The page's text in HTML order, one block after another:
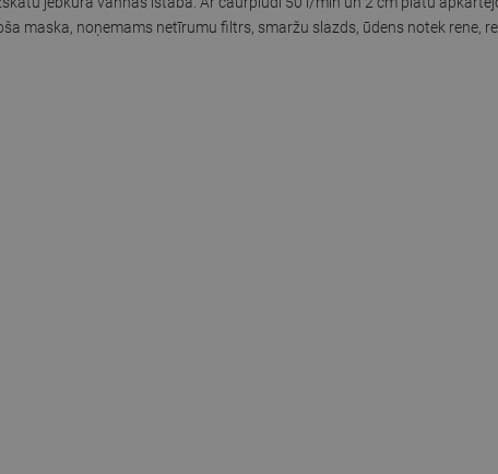
maska, noņemams netīrumu filtrs, smaržu slazds, ūdens notek rene,